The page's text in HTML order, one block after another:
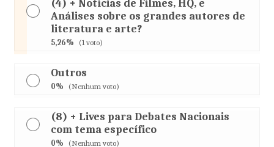
(4) + Notícias de Filmes, HQ, e
Análises sobre os grandes autores de
literatura e arte?
5,26% (1 voto)
Outros
0% (Nenhum voto)
(8) + Lives para Debates Nacionais
com tema específico
0% (Nenhum voto)